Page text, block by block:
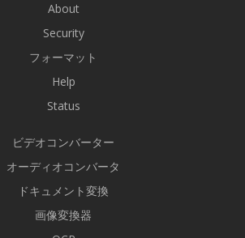
About
Security
フォーマット
Help
Status
ビデオコンバーター
オーディオコンバータ
ドキュメント変換
画像変換器